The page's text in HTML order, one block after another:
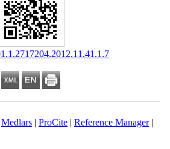
|Medlars|ProCite|Reference Manager